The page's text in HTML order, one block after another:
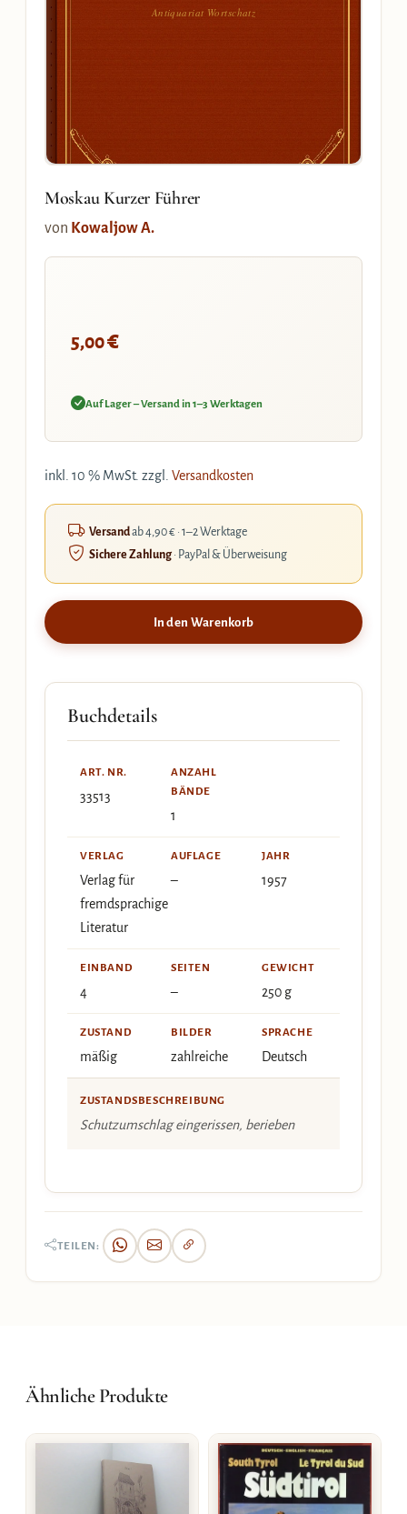
Antiquariat Wortschatz
Moskau Kurzer Führer
von Kowaljow A.
5,00€
Auf Lager – Versand in 1–3 Werktagen
inkl. 10 % MwSt. zzgl. Versandkosten
Versandab 4,90 € · 1–2 Werktage
Sichere Zahlung· PayPal & Überweisung
In den Warenkorb
Buchdetails
ART. NR.
33513
ANZAHL
BÄNDE
1
VERLAG
Verlag für
fremdsprachige
Literatur
AUFLAGE
–
JAHR
1957
EINBAND
4
SEITEN
–
GEWICHT
250 g
ZUSTAND
mäßig
BILDER
zahlreiche
SPRACHE
Deutsch
ZUSTANDSBESCHREIBUNG
Schutzumschlag eingerissen, berieben
TEILEN:
Ähnliche Produkte